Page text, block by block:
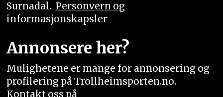
Surnadal. Personvern og
informasjonskapsler
Annonsere her?
Mulighetene er mange for annonsering og
profilering på Trollheimsporten.no.
Kontakt oss på